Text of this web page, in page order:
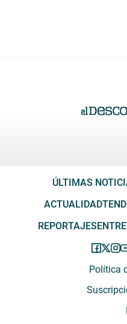
ÚLTIMAS
ACTUALIDAD
REPORTAJES
Política